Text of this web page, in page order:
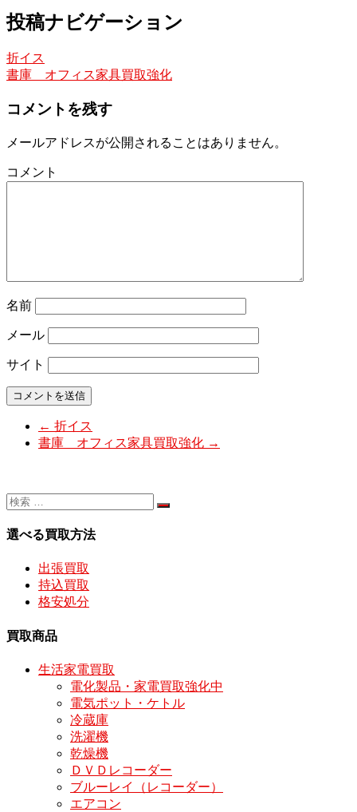
投稿ナビゲーション
折イス
書庫 オフィス家具買取強化
コメントを残す
メールアドレスが公開されることはありません。
コメント
名前
メール
サイト
← 折イス
書庫 オフィス家具買取強化 →
選べる買取方法
出張買取
持込買取
格安処分
買取商品
生活家電買取
電化製品・家電買取強化中
電気ポット・ケトル
冷蔵庫
洗濯機
乾燥機
ＤＶＤレコーダー
ブルーレイ（レコーダー）
エアコン